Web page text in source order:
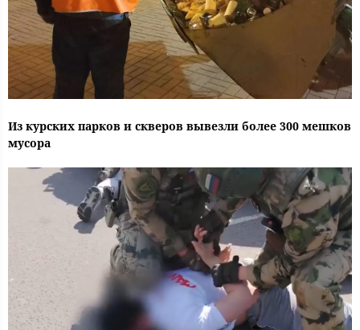
Из курских парков и скверов вывезли более 300 мешков
мусора